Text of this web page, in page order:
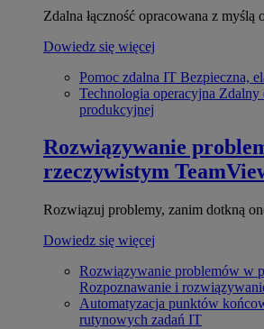
Zdalna łączność opracowana z myślą
Dowiedz się więcej
Pomoc zdalna IT Bezpieczna,
Technologia operacyjna Zdalny
produkcyjnej
Rozwiązywanie
rzeczywistym
Rozwiązuj problemy, zanim dotkną
Dowiedz się więcej
Rozwiązywanie problemów w
Rozpoznawanie i
Automatyzacja punktów
rutynowych zadań IT